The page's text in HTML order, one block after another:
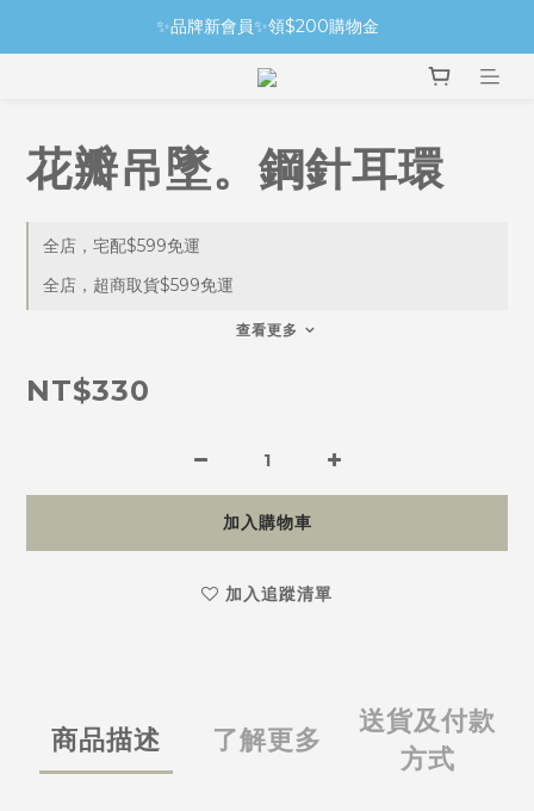
✨品牌新會員✨領$200購物金
花瓣吊墜。鋼針耳環
全店，宅配$599免運
全店，超商取貨$599免運
查看更多
NT$330
加入購物車
加入追蹤清單
商品描述 了解更多
送貨及付款
方式